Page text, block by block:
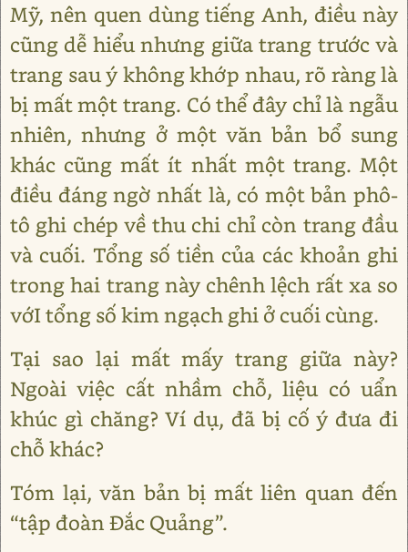
Mỹ, nên quen dùng tiếng Anh, điều này
cũng dễ hiểu nhưng giữa trang trước và
trang sau ý không khớp nhau, rõ ràng là
bị mất một trang. Có thể đây chỉ là ngẫu
nhiên, nhưng ở một văn bản bổ sung
khác cũng mất ít nhất một trang. Một
điều đáng ngờ nhất là, có một bản phô-
tô ghi chép về thu chi chỉ còn trang đầu
và cuối. Tổng số tiền của các khoản ghi
trong hai trang này chênh lệch rất xa so
vớI tổng số kim ngạch ghi ở cuối cùng.
Tại sao lại mất mấy trang giữa này?
Ngoài việc cất nhầm chỗ, liệu có uẩn
khúc gì chăng? Ví dụ, đã bị cố ý đưa đi
chỗ khác?
Tóm lại, văn bản bị mất liên quan đến
“tập đoàn Đắc Quảng”.